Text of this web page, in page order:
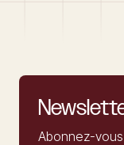
Abonnez-